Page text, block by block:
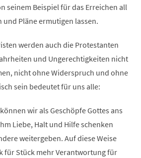
seinem Beispiel für das Erreichen all
Pläne ermutigen lassen.
werden auch die Protestanten
und Ungerechtigkeiten nicht
nicht ohne Widerspruch und ohne
sein bedeutet für uns alle:
wir als Geschöpfe Gottes ans
Liebe, Halt und Hilfe schenken
weitergeben. Auf diese Weise
für Stück mehr Verantwortung für